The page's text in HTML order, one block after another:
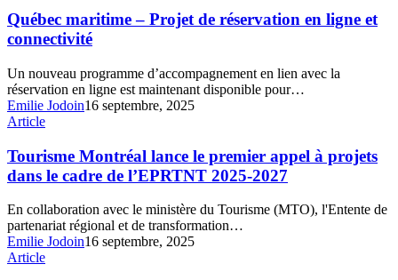
par
chambre?
–
Projet
de
en
ligne
et
connectivité
Québec maritime – Projet de réservation en ligne et
connectivité
Un nouveau programme d’accompagnement en lien avec la
réservation en ligne est maintenant disponible pour…
Emilie Jodoin16 septembre, 2025
Tourisme
lance
le
premier
à
projets
dans
le
Article
Tourisme Montréal lance le premier appel à projets
dans le cadre de l’EPRTNT 2025-2027
En collaboration avec le ministère du Tourisme (MTO), l'Entente de
partenariat régional et de transformation…
Emilie Jodoin16 septembre, 2025
L’analyse
Article